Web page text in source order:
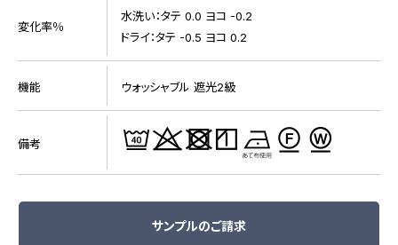
変化率％
水洗い：タテ 0.0 ヨコ -0.2
ドライ：タテ -0.5 ヨコ 0.2
機能 ウォッシャブル 遮光2級
備考
サンプルのご請求